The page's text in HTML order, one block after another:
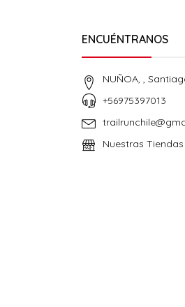
ENCUÉNTRANOS
NUÑOA, ,
+56975397013
Nuestras Tiendas